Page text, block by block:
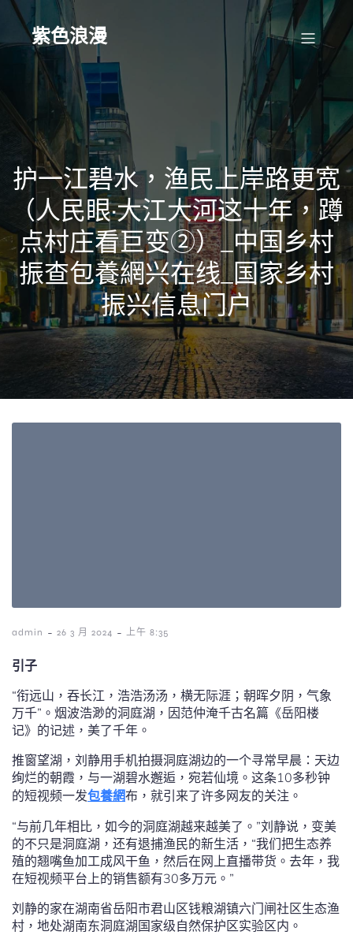
Skip
content紫色浪漫
护一江碧水，渔民上岸路更宽
（人民眼·大江大河这十年，蹲
点村庄看巨变②）_中国乡村
振查包養網兴在线_国家乡村
振兴信息门户
admin - 26 3 月 2024 - 上午 8:35
引子
“衔远山，吞长江，浩浩汤汤，横无际涯；朝晖夕阴，气象
万千”。烟波浩渺的洞庭湖，因范仲淹千古名篇《岳阳楼
记》的记述，美了千年。
推窗望湖，刘静用手机拍摄洞庭湖边的一个寻常早晨：天边
绚烂的朝霞，与一湖碧水邂逅，宛若仙境。这条10多秒钟
的短视频一发包養網布，就引来了许多网友的关注。
“与前几年相比，如今的洞庭湖越来越美了。”刘静说，变美
的不只是洞庭湖，还有退捕渔民的新生活，“我们把生态养
殖的翘嘴鱼加工成风干鱼，然后在网上直播带货。去年，我
在短视频平台上的销售额有30多万元。”
刘静的家在湖南省岳阳市君山区钱粮湖镇六门闸社区生态渔
村，地处湖南东洞庭湖国家级自然保护区实验区内。